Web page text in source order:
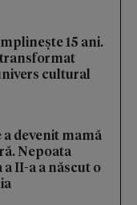
15 ani.
transformat
cultural
a devenit mamă
Nepoata
a II-a a născut o